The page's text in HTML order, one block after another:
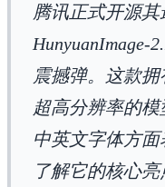
腾讯正式开源
HunyuanImage-
震撼弹。这款
超高分辨率的
中英文字体方
了解它的核心